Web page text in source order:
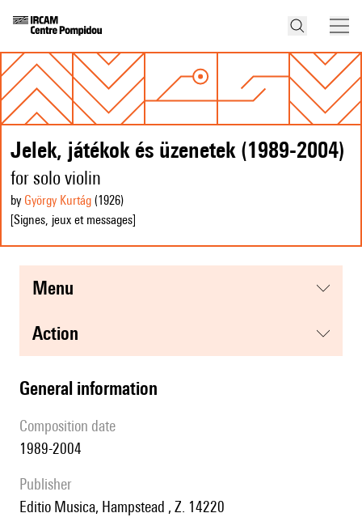
Jelek, játékok és üzenetek (1989-2004)
for solo violin
by György Kurtág (1926)
[Signes, jeux et messages]
menu
action
general information
composition date
1989-2004
publisher
Editio Musica, Hampstead , Z. 14220